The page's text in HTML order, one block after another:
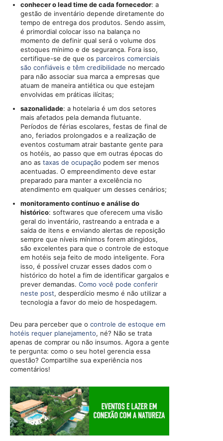
conhecer o lead time de cada fornecedor: a
gestão de inventário depende diretamente do
tempo de entrega dos produtos. Sendo assim,
é primordial colocar isso na balança no
momento de definir qual será o volume dos
estoques mínimo e de segurança. Fora isso,
certifique-se de que os parceiros comerciais
são confiáveis e têm credibilidade no mercado
para não associar sua marca a empresas que
atuam de maneira antiética ou que estejam
envolvidas em práticas ilícitas;
sazonalidade: a hotelaria é um dos setores
mais afetados pela demanda flutuante.
Períodos de férias escolares, festas de final de
ano, feriados prolongados e a realização de
eventos costumam atrair bastante gente para
os hotéis, ao passo que em outras épocas do
ano as taxas de ocupação podem ser menos
acentuadas. O empreendimento deve estar
preparado para manter a excelência no
atendimento em qualquer um desses cenários;
monitoramento contínuo e análise do
histórico: softwares que oferecem uma visão
geral do inventário, rastreando a entrada e a
saída de itens e enviando alertas de reposição
sempre que níveis mínimos forem atingidos,
são excelentes para que o controle de estoque
em hotéis seja feito de modo inteligente. Fora
isso, é possível cruzar esses dados com o
histórico do hotel a fim de identificar gargalos e
prever demandas. Como você pode conferir
neste post, desperdício mesmo é não utilizar a
tecnologia a favor do meio de hospedagem.
Deu para perceber que o controle de estoque em
hotéis requer planejamento, né? Não se trata
apenas de comprar ou não insumos. Agora a gente
te pergunta: como o seu hotel gerencia essa
questão? Compartilhe sua experiência nos
comentários!